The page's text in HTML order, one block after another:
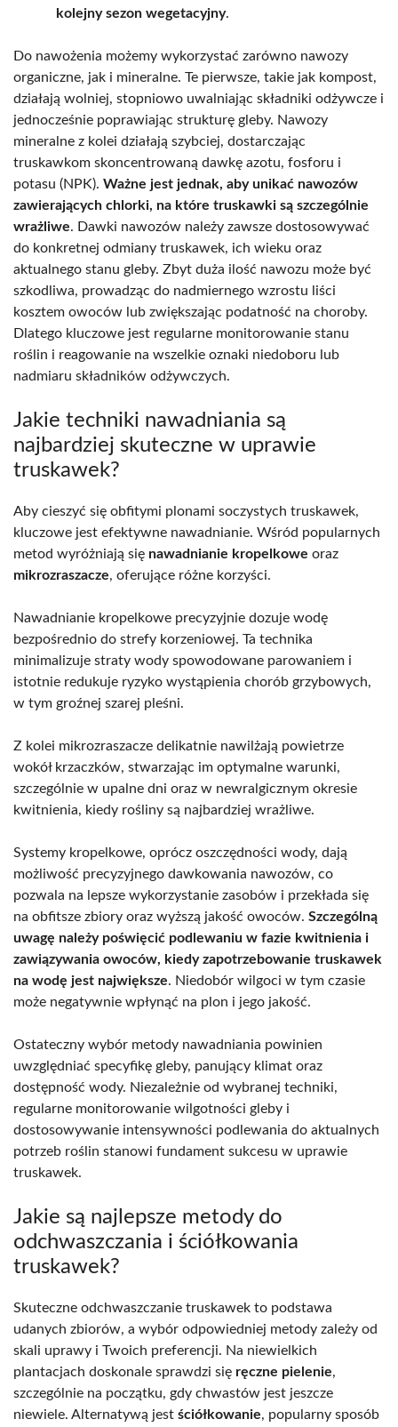
kolejny sezon wegetacyjny.
Do nawożenia możemy wykorzystać zarówno nawozy
organiczne, jak i mineralne. Te pierwsze, takie jak kompost,
działają wolniej, stopniowo uwalniając składniki odżywcze i
jednocześnie poprawiając strukturę gleby. Nawozy
mineralne z kolei działają szybciej, dostarczając
truskawkom skoncentrowaną dawkę azotu, fosforu i
potasu (NPK). Ważne jest jednak, aby unikać nawozów
zawierających chlorki, na które truskawki są szczególnie
wrażliwe. Dawki nawozów należy zawsze dostosowywać
do konkretnej odmiany truskawek, ich wieku oraz
aktualnego stanu gleby. Zbyt duża ilość nawozu może być
szkodliwa, prowadząc do nadmiernego wzrostu liści
kosztem owoców lub zwiększając podatność na choroby.
Dlatego kluczowe jest regularne monitorowanie stanu
roślin i reagowanie na wszelkie oznaki niedoboru lub
nadmiaru składników odżywczych.
Jakie techniki nawadniania są
najbardziej skuteczne w uprawie
truskawek?
Aby cieszyć się obfitymi plonami soczystych truskawek,
kluczowe jest efektywne nawadnianie. Wśród popularnych
metod wyróżniają się nawadnianie kropelkowe oraz
mikrozraszacze, oferujące różne korzyści.
Nawadnianie kropelkowe precyzyjnie dozuje wodę
bezpośrednio do strefy korzeniowej. Ta technika
minimalizuje straty wody spowodowane parowaniem i
istotnie redukuje ryzyko wystąpienia chorób grzybowych,
w tym groźnej szarej pleśni.
Z kolei mikrozraszacze delikatnie nawilżają powietrze
wokół krzaczków, stwarzając im optymalne warunki,
szczególnie w upalne dni oraz w newralgicznym okresie
kwitnienia, kiedy rośliny są najbardziej wrażliwe.
Systemy kropelkowe, oprócz oszczędności wody, dają
możliwość precyzyjnego dawkowania nawozów, co
pozwala na lepsze wykorzystanie zasobów i przekłada się
na obfitsze zbiory oraz wyższą jakość owoców. Szczególną
uwagę należy poświęcić podlewaniu w fazie kwitnienia i
zawiązywania owoców, kiedy zapotrzebowanie truskawek
na wodę jest największe. Niedobór wilgoci w tym czasie
może negatywnie wpłynąć na plon i jego jakość.
Ostateczny wybór metody nawadniania powinien
uwzględniać specyfikę gleby, panujący klimat oraz
dostępność wody. Niezależnie od wybranej techniki,
regularne monitorowanie wilgotności gleby i
dostosowywanie intensywności podlewania do aktualnych
potrzeb roślin stanowi fundament sukcesu w uprawie
truskawek.
Jakie są najlepsze metody do
odchwaszczania i ściółkowania
truskawek?
Skuteczne odchwaszczanie truskawek to podstawa
udanych zbiorów, a wybór odpowiedniej metody zależy od
skali uprawy i Twoich preferencji. Na niewielkich
plantacjach doskonale sprawdzi się ręczne pielenie,
szczególnie na początku, gdy chwastów jest jeszcze
niewiele. Alternatywą jest ściółkowanie, popularny sposób